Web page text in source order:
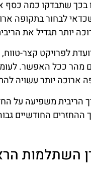
בכך שתבדקו כמה כסף
לבחור בתקופה
יותר תגדיל את
לפרויקט קצר-
מהר ככל האפשר.
ארוכה יותר עשויה
הריבית משפיעה על
ההחזרים החודשיים
השתלמות